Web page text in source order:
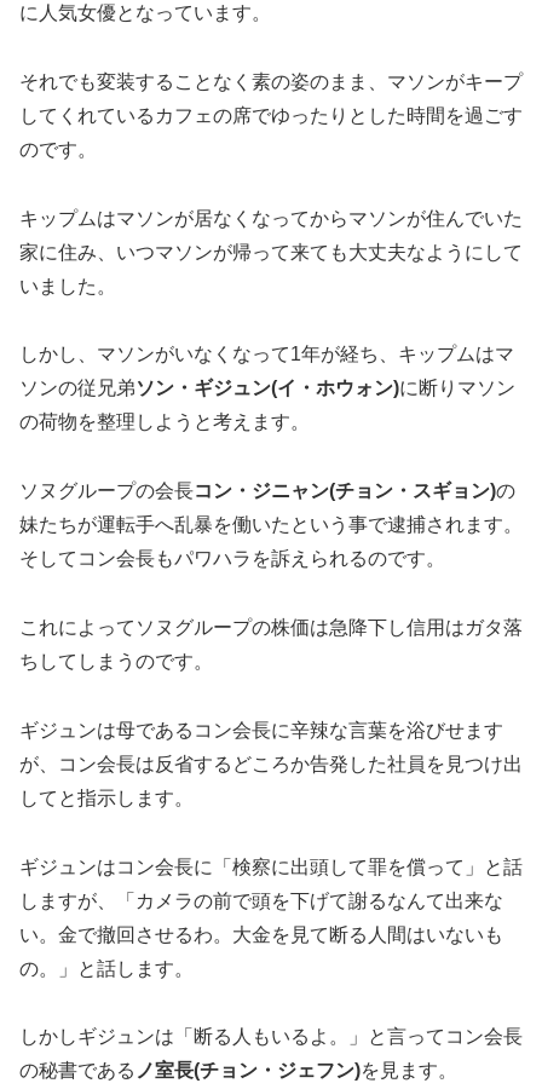
に人気女優となっています。
それでも変装することなく素の姿のまま、マソンがキープ
してくれているカフェの席でゆったりとした時間を過ごす
のです。
キップムはマソンが居なくなってからマソンが住んでいた
家に住み、いつマソンが帰って来ても大丈夫なようにして
いました。
しかし、マソンがいなくなって1年が経ち、キップムはマ
ソンの従兄弟ソン・ギジュン(イ・ホウォン)に断りマソン
の荷物を整理しようと考えます。
ソヌグループの会長コン・ジニャン(チョン・スギョン)の
妹たちが運転手へ乱暴を働いたという事で逮捕されます。
そしてコン会長もパワハラを訴えられるのです。
これによってソヌグループの株価は急降下し信用はガタ落
ちしてしまうのです。
ギジュンは母であるコン会長に辛辣な言葉を浴びせます
が、コン会長は反省するどころか告発した社員を見つけ出
してと指示します。
ギジュンはコン会長に「検察に出頭して罪を償って」と話
しますが、「カメラの前で頭を下げて謝るなんて出来な
い。金で撤回させるわ。大金を見て断る人間はいないも
の。」と話します。
しかしギジュンは「断る人もいるよ。」と言ってコン会長
の秘書である ノ室長(チョン・ジェフン)を見ます。